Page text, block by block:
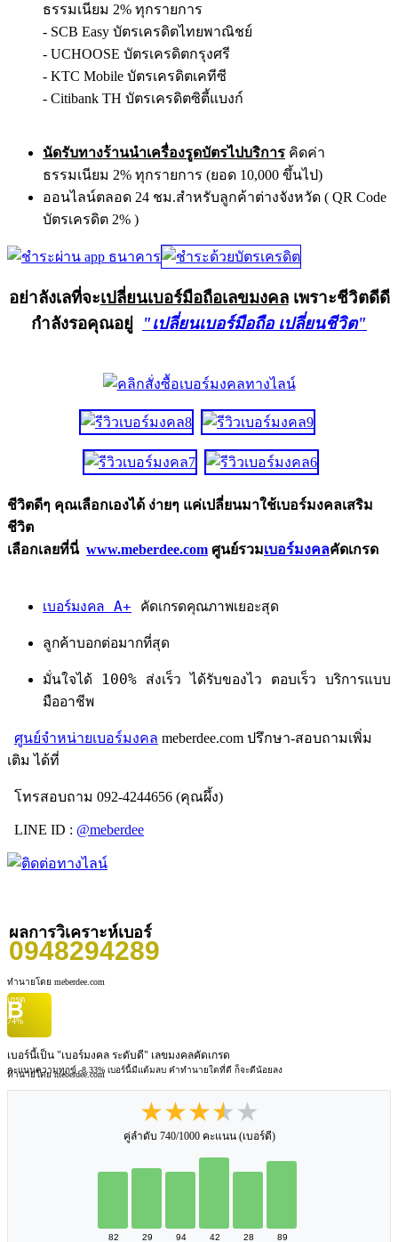
ธรรมเนียม 2% ทุกรายการ
- SCB Easy บัตรเครดิตไทยพาณิชย์
- UCHOOSE บัตรเครดิตกรุงศรี
- KTC Mobile บัตรเครดิตเคทีซี
- Citibank TH บัตรเครดิตซิตี้แบงก์
นัดรับทางร้านนำเครื่องรูดบัตรไปบริการ คิดค่า
ธรรมเนียม 2% ทุกรายการ (ยอด 10,000 ขึ้นไป)
ออนไลน์ตลอด 24 ชม.สำหรับลูกค้าต่างจังหวัด ( QR Code
บัตรเครดิต 2% )
อย่าลังเลที่จะเปลี่ยนเบอร์มือถือเลขมงคลเพราะชีวิตดีดี
กำลังรอคุณอยู่
"เปลี่ยนเบอร์มือถือ เปลี่ยนชีวิต"
ชีวิตดีๆ คุณเลือกเองได้ ง่ายๆ แค่เปลี่ยนมาใช้เบอร์มงคลเสริม
ชีวิต
เลือกเลยที่นี่ www.meberdee.com ศูนย์รวมเบอร์มงคลคัดเกรด
เบอร์มงคล A+ คัดเกรดคุณภาพเยอะสุด
ลูกค้าบอกต่อมากที่สุด
มั่นใจได้ 100% ส่งเร็ว ได้รับของไว ตอบเร็ว บริการแบบ
มืออาชีพ
ศูนย์จำหน่ายเบอร์มงคล meberdee.com ปรึกษา-สอบถามเพิ่ม
เติม ได้ที่
โทรสอบถาม 092-4244656 (คุณผึ้ง)
LINE ID : @meberdee
ผลการวิเคราะห์เบอร์
0948294289
ทำนายโดย meberdee.com
เกรด
B
74%
เบอร์นี้เป็น "เบอร์มงคล ระดับดี" เลขมงคลคัดเกรด
คะแนนความทุกข์ -8.33% เบอร์นี้มีแต้มลบ คำทำนายใดที่ดี ก็จะดีน้อยลง
ทำนายโดย meberdee.com
★★★★★
คู่ลำดับ 740/1000 คะแนน (เบอร์ดี)
82 29 94 42 28 89